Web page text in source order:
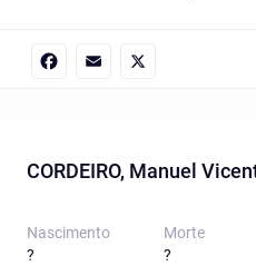
CORDEIRO, Manuel
Nascimento
?
Morte
?